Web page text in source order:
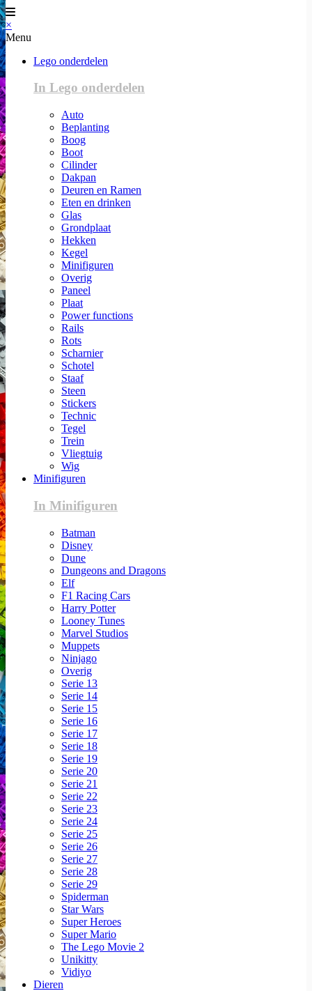
×
Menu
Lego onderdelen
In Lego onderdelen
Auto
Beplanting
Boog
Boot
Cilinder
Dakpan
Deuren en Ramen
Eten en drinken
Glas
Grondplaat
Hekken
Kegel
Minifiguren
Overig
Paneel
Plaat
Power functions
Rails
Rots
Scharnier
Schotel
Staaf
Steen
Stickers
Technic
Tegel
Trein
Vliegtuig
Wig
Minifiguren
In Minifiguren
Batman
Disney
Dune
Dungeons and Dragons
Elf
F1 Racing Cars
Harry Potter
Looney Tunes
Marvel Studios
Muppets
Ninjago
Overig
Serie 13
Serie 14
Serie 15
Serie 16
Serie 17
Serie 18
Serie 19
Serie 20
Serie 21
Serie 22
Serie 23
Serie 24
Serie 25
Serie 26
Serie 27
Serie 28
Serie 29
Spiderman
Star Wars
Super Heroes
Super Mario
The Lego Movie 2
Unikitty
Vidiyo
Dieren